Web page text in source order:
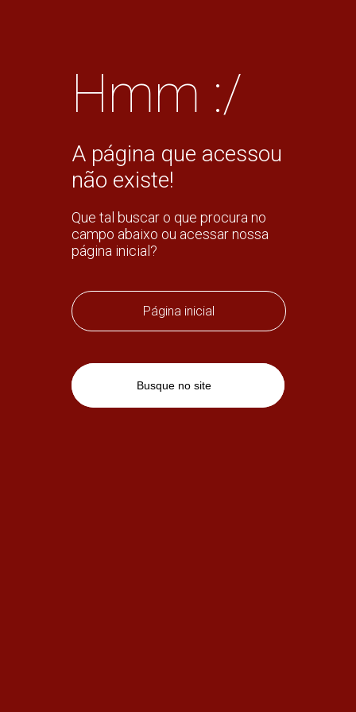
Hmm :/
A página que acessou
não existe!
Que tal buscar o que procura no
campo abaixo ou acessar nossa
página inicial?
Página inicial